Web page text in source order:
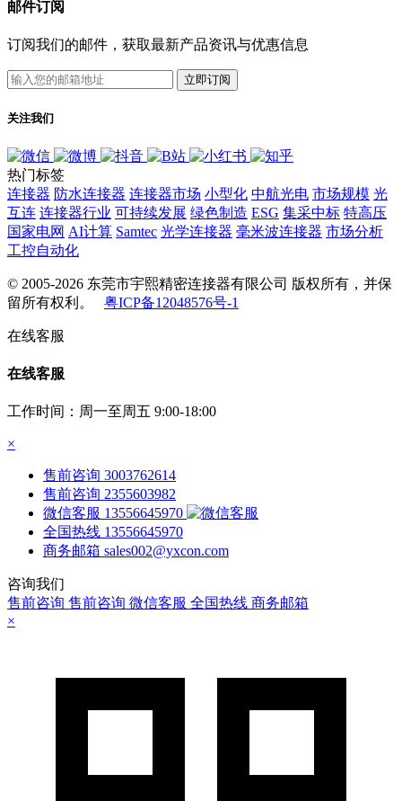
邮件订阅
订阅我们的邮件，获取最新产品资讯与优惠信息
立即订阅
关注我们
热门标签
连接器 防水连接器 连接器市场 小型化 中航光电 市场规模 光
互连 连接器行业 可持续发展 绿色制造 ESG 集采中标 特高压
国家电网 AI计算 Samtec 光学连接器 毫米波连接器 市场分析
工控自动化
© 2005-2026 东莞市宇熙精密连接器有限公司 版权所有，并保
留所有权利。 粤ICP备12048576号-1
在线客服
在线客服
工作时间：周一至周五 9:00-18:00
×
售前咨询 3003762614
售前咨询 2355603982
微信客服 13556645970
全国热线 13556645970
商务邮箱 sales002@yxcon.com
咨询我们
售前咨询 售前咨询 微信客服 全国热线 商务邮箱
×